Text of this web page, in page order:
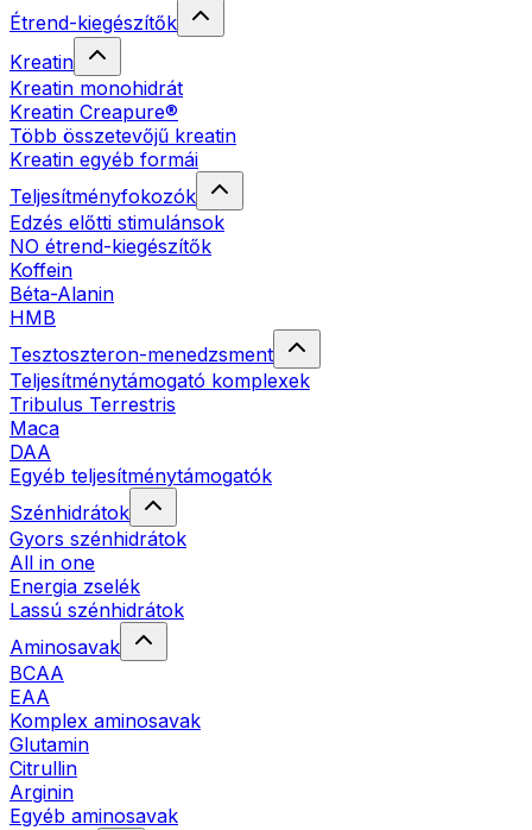
Étrend-kiegészítők
Kreatin
Kreatin monohidrát
Kreatin Creapure®
Több összetevőjű kreatin
Kreatin egyéb formái
Teljesítményfokozók
Edzés előtti stimulánsok
NO étrend-kiegészítők
Koffein
Béta-Alanin
HMB
Tesztoszteron-menedzsment
Teljesítménytámogató komplexek
Tribulus Terrestris
Maca
DAA
Egyéb teljesítménytámogatók
Szénhidrátok
Gyors szénhidrátok
All in one
Energia zselék
Lassú szénhidrátok
Aminosavak
BCAA
EAA
Komplex aminosavak
Glutamin
Citrullin
Arginin
Egyéb aminosavak